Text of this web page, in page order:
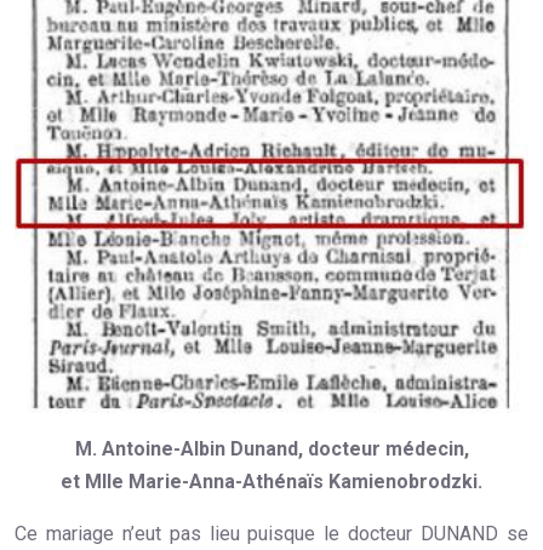
M. Antoine-Albin Dunand, docteur médecin,
et Mlle Marie-Anna-Athénaïs Kamienobrodzki.
Ce mariage n’eut pas lieu puisque le docteur DUNAND se